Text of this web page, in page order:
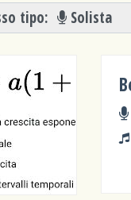
tipo: Solista